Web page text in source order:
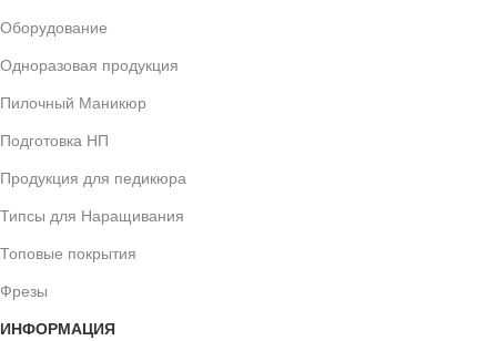
Оборудование
Одноразовая продукция
Пилочный Маникюр
Подготовка НП
Продукция для педикюра
Типсы для Наращивания
Топовые покрытия
Фрезы
ИНФОРМАЦИЯ